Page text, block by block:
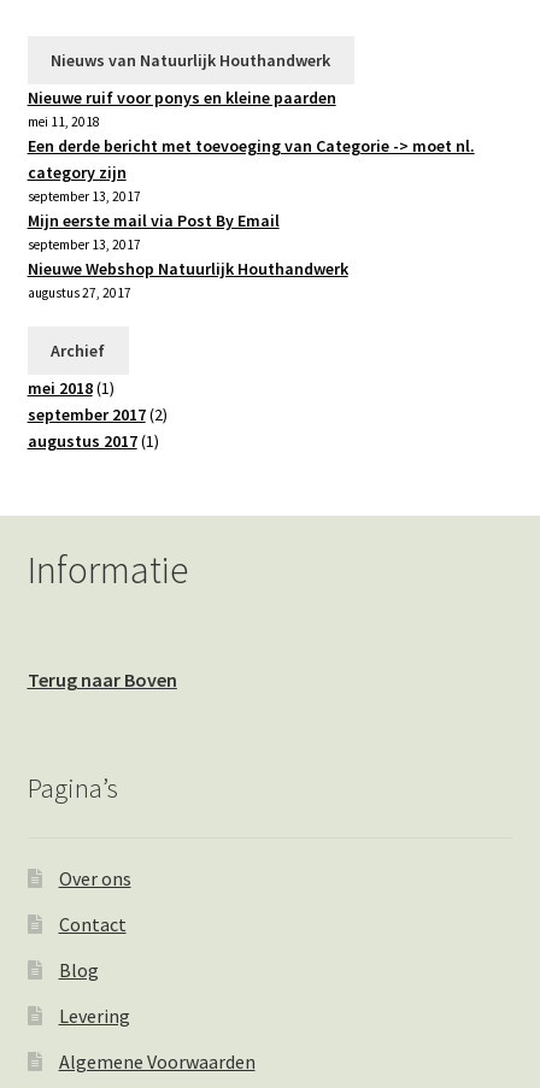
Nieuws van Natuurlijk Houthandwerk
Nieuwe ruif voor ponys en kleine paarden
mei 11, 2018
Een derde bericht met toevoeging van Categorie -> moet nl.
category zijn
september 13, 2017
Mijn eerste mail via Post By Email
september 13, 2017
Nieuwe Webshop Natuurlijk Houthandwerk
augustus 27, 2017
Archief
mei 2018(1)
september 2017(2)
augustus 2017(1)
Informatie
Terug naar Boven
Pagina’s
Over ons
Contact
Blog
Levering
Algemene Voorwaarden